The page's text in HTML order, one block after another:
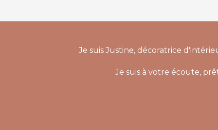
Je suis Justine, décoratrice
Je suis à votre écoute,